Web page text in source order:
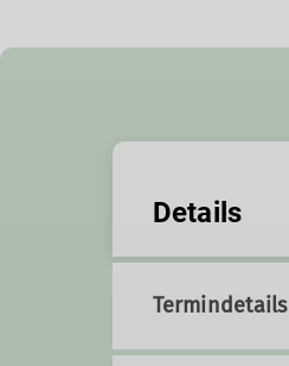
Details
Termindetails